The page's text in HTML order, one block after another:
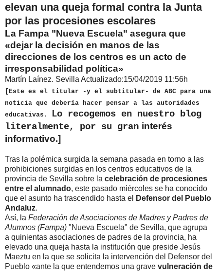
elevan una queja formal contra la Junta
por las procesiones escolares
La Fampa "Nueva Escuela" asegura que
«dejar la decisión en manos de las
direcciones de los centros es un acto de
irresponsabilidad política»
Martín Laínez. Sevilla Actualizado:15/04/2019 11:56h
[Este es el titular -y el subtitular- de ABC para una
noticia que debería hacer pensar a las autoridades
educativas.
Lo recogemos en nuestro blog
literalmente, por su gran interés
informativo.]
Tras la polémica surgida la semana pasada en torno a las
prohibiciones surgidas en los centros educativos de la
provincia de Sevilla sobre la celebración de procesiones
entre el alumnado, este pasado miércoles se ha conocido
que el asunto ha trascendido hasta el
Defensor del Pueblo
Andaluz.
Así, la Federación de Asociaciones de Madres y Padres de
Alumnos (Fampa) "Nueva Escuela" de Sevilla, que agrupa
a quinientas asociaciones de padres de la provincia, ha
elevado una queja hasta la institución que preside Jesús
Maeztu en la que se solicita la intervención del Defensor del
Pueblo «ante la que entendemos una grave vulneración de